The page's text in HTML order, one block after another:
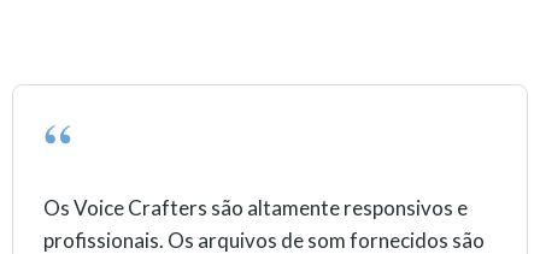
Os Voice Crafters são altamente responsivos e
profissionais. Os arquivos de som fornecidos são